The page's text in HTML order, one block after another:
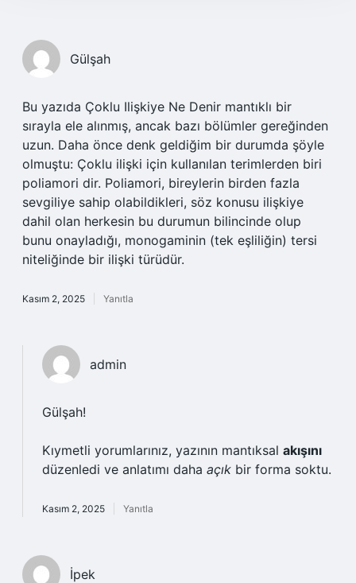
Gülşah
Bu yazıda Çoklu Ilişkiye Ne Denir mantıklı bir
sırayla ele alınmış, ancak bazı bölümler gereğinden
uzun. Daha önce denk geldiğim bir durumda şöyle
olmuştu: Çoklu ilişki için kullanılan terimlerden biri
poliamori dir. Poliamori, bireylerin birden fazla
sevgiliye sahip olabildikleri, söz konusu ilişkiye
dahil olan herkesin bu durumun bilincinde olup
bunu onayladığı, monogaminin (tek eşliliğin) tersi
niteliğinde bir ilişki türüdür.
Kasım 2, 2025 Yanıtla
admin
Gülşah!
Kıymetli yorumlarınız, yazının mantıksal akışını
düzenledi ve anlatımı daha açık bir forma soktu.
Kasım 2, 2025 Yanıtla
İpek